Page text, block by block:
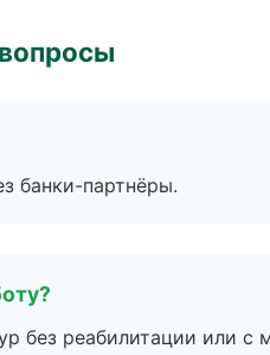
банки-партнёры.
без реабилитации или с